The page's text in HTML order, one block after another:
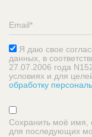
Я даю свое
данных, в
27.07.2006 года
условиях и для
обработку
Сохранить моё имя,
для последующих